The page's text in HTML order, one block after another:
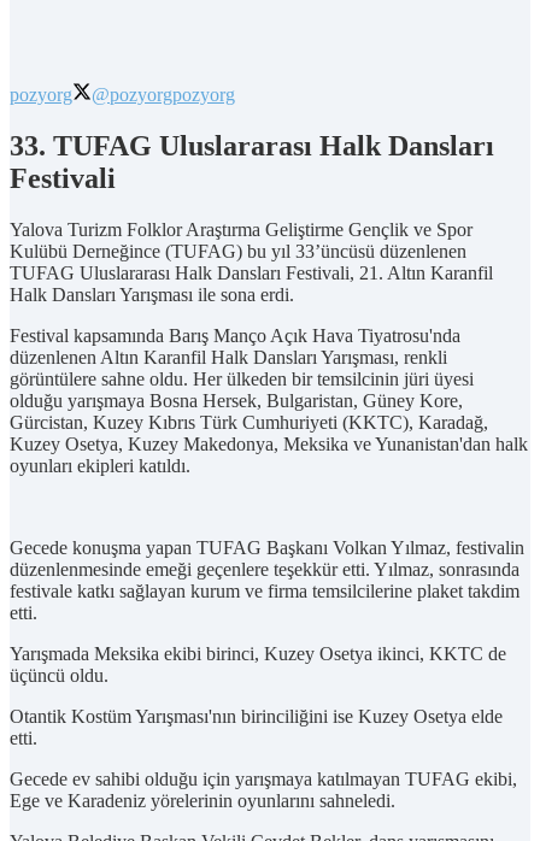
pozyorg @pozyorgpozyorg
33. TUFAG Uluslararası Halk Dansları
Festivali
Yalova Turizm Folklor Araştırma Geliştirme Gençlik ve Spor
Kulübü Derneğince (TUFAG) bu yıl 33’üncüsü düzenlenen
TUFAG Uluslararası Halk Dansları Festivali, 21. Altın Karanfil
Halk Dansları Yarışması ile sona erdi.
Festival kapsamında Barış Manço Açık Hava Tiyatrosu'nda
düzenlenen Altın Karanfil Halk Dansları Yarışması, renkli
görüntülere sahne oldu. Her ülkeden bir temsilcinin jüri üyesi
olduğu yarışmaya Bosna Hersek, Bulgaristan, Güney Kore,
Gürcistan, Kuzey Kıbrıs Türk Cumhuriyeti (KKTC), Karadağ,
Kuzey Osetya, Kuzey Makedonya, Meksika ve Yunanistan'dan halk
oyunları ekipleri katıldı.
Gecede konuşma yapan TUFAG Başkanı Volkan Yılmaz, festivalin
düzenlenmesinde emeği geçenlere teşekkür etti. Yılmaz, sonrasında
festivale katkı sağlayan kurum ve firma temsilcilerine plaket takdim
etti.
Yarışmada Meksika ekibi birinci, Kuzey Osetya ikinci, KKTC de
üçüncü oldu.
Otantik Kostüm Yarışması'nın birinciliğini ise Kuzey Osetya elde
etti.
Gecede ev sahibi olduğu için yarışmaya katılmayan TUFAG ekibi,
Ege ve Karadeniz yörelerinin oyunlarını sahneledi.